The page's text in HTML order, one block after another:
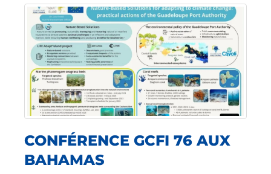
CONFÉRENCE GCFI 76 AUX
BAHAMAS